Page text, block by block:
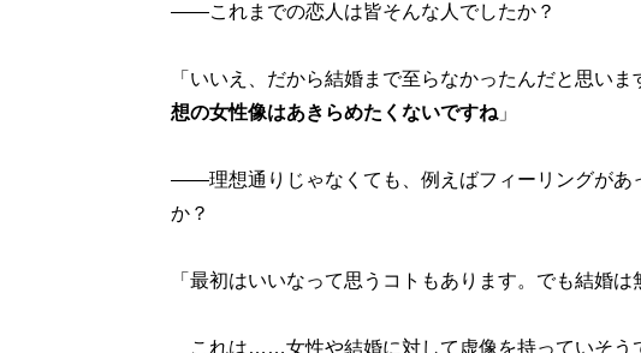
――これまでの恋人は皆そんな人でしたか？
「いいえ、だから結婚まで至らなかったんだと思いま
想の女性像はあきらめたくないですね 」
――理想通りじゃなくても、例えばフィーリングがあ
か？
「最初はいいなって思うコトもあります。でも結婚は
これは……女性や結婚に対して虚像を持っていそう